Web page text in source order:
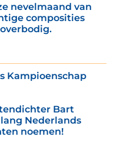
nevelmaand van
composities
Kampioenschap
Bart
Nederlands
noemen!